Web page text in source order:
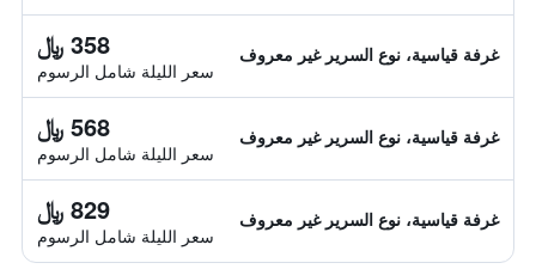
غرفة قياسية، نوع السرير غير معروف 358 ﷼
سعر الليلة شامل الرسوم
غرفة قياسية، نوع السرير غير معروف 568 ﷼
سعر الليلة شامل الرسوم
غرفة قياسية، نوع السرير غير معروف 829 ﷼
سعر الليلة شامل الرسوم